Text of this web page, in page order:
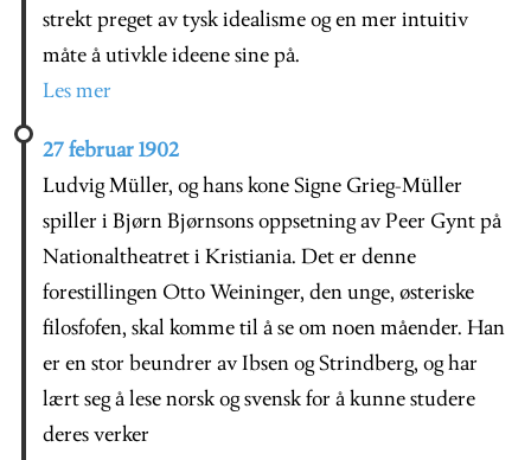
strekt preget av tysk idealisme og en mer intuitiv
måte å utivkle ideene sine på.
Les mer
27 februar 1902
Ludvig Müller, og hans kone Signe Grieg-Müller
spiller i Bjørn Bjørnsons oppsetning av Peer Gynt på
Nationaltheatret i Kristiania. Det er denne
forestillingen Otto Weininger, den unge, østeriske
filosfofen, skal komme til å se om noen måender. Han
er en stor beundrer av Ibsen og Strindberg, og har
lært seg å lese norsk og svensk for å kunne studere
deres verker